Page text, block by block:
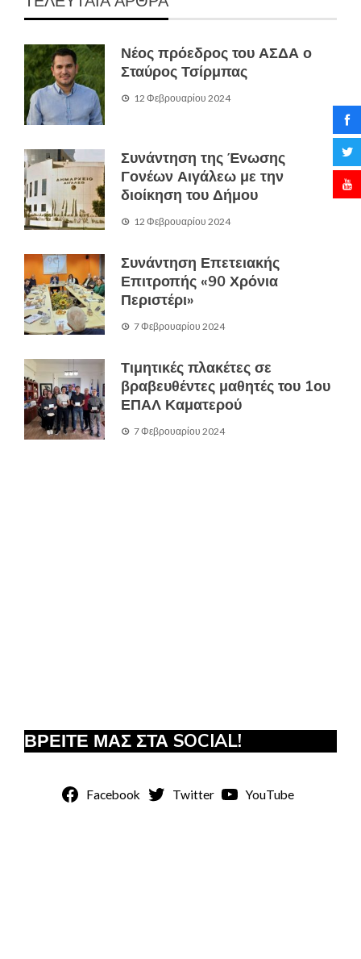
Νέος πρόεδρος του ΑΣΔΑ ο
Σταύρος Τσίρμπας
12 Φεβρουαρίου 2024
Συνάντηση της Ένωσης
Γονέων Αιγάλεω με την
διοίκηση του Δήμου
12 Φεβρουαρίου 2024
Συνάντηση Επετειακής
Επιτροπής «90 Χρόνια
Περιστέρι»
7 Φεβρουαρίου 2024
Τιμητικές πλακέτες σε
βραβευθέντες μαθητές του 1ου
ΕΠΑΛ Καματερού
7 Φεβρουαρίου 2024
ΒΡΕΙΤΕ ΜΑΣ ΣΤΑ SOCIAL!
Facebook Twitter YouTube